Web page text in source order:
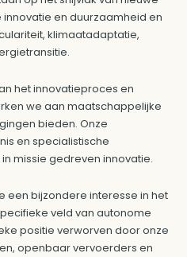
en duurzaamheid en
klimaatadaptatie,
het innovatieproces en
we aan maatschappelijke
bieden. Onze
en specialistische
missie gedreven innovatie.
een bijzondere interesse in het
veld van autonome
positie verworven door onze
openbaar vervoerders en